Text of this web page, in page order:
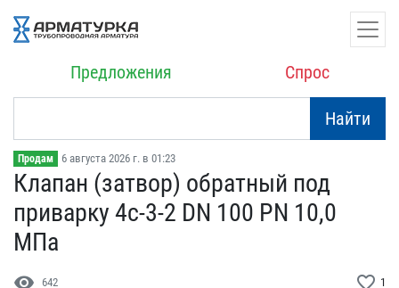
Предложения Спрос
Найти
Продам 6 августа 2026 г. в 01:23
Клапан (затвор) обратный​ под
приварку 4с-3-2 DN ​100 PN 10,0
МПа
visibility 642 favorite_border 1